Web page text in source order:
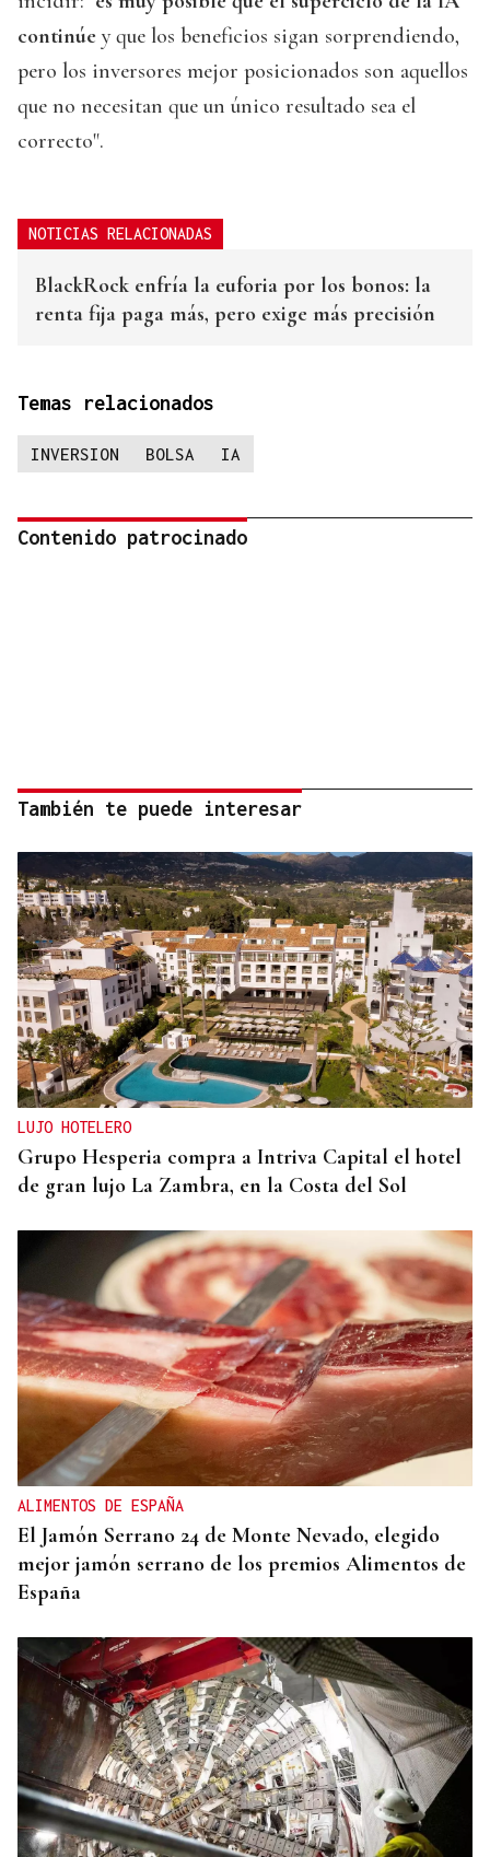
continúe y que los beneficios sigan sorprendiendo,
pero los inversores mejor posicionados son aquellos
que no necesitan que un único resultado sea el
correcto".
NOTICIAS RELACIONADAS
BlackRock enfría la euforia por los bonos: la
renta fija paga más, pero exige más precisión
Temas relacionados
INVERSION BOLSA IA
Contenido patrocinado
También te puede interesar
LUJO HOTELERO
Grupo Hesperia compra a Intriva Capital el hotel
de gran lujo La Zambra, en la Costa del Sol
ALIMENTOS DE ESPAÑA
El Jamón Serrano 24 de Monte Nevado, elegido
mejor jamón serrano de los premios Alimentos de
España